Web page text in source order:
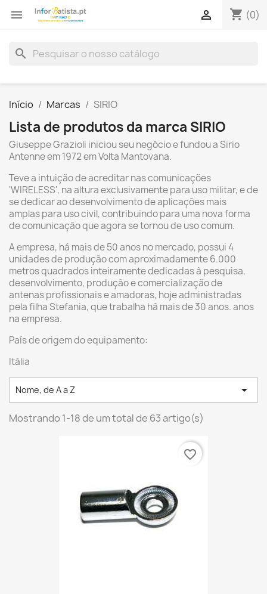
 shopping_cart (0)

search
Início Marcas SIRIO
Lista de produtos da marca SIRIO
Giuseppe Grazioli iniciou seu negócio e fundou a Sirio
Antenne em 1972 em Volta Mantovana.
Teve a intuição de acreditar nas comunicações
'WIRELESS', na altura exclusivamente para uso militar, e de
se dedicar ao desenvolvimento de aplicações mais
amplas para uso civil, contribuindo para uma nova forma
de comunicação que agora se tornou de uso comum.
A empresa, há mais de 50 anos no mercado, possui 4
unidades de produção com aproximadamente 6.000
metros quadrados inteiramente dedicadas à pesquisa,
desenvolvimento, produção e comercialização de
antenas profissionais e amadoras, hoje administradas
pela filha Stefania, que trabalha há mais de 30 anos. anos
na empresa.
País de origem do equipamento:
Itália
Nome, de A a Z 
Mostrando 1-18 de um total de 63 artigo(s)
favorite_border